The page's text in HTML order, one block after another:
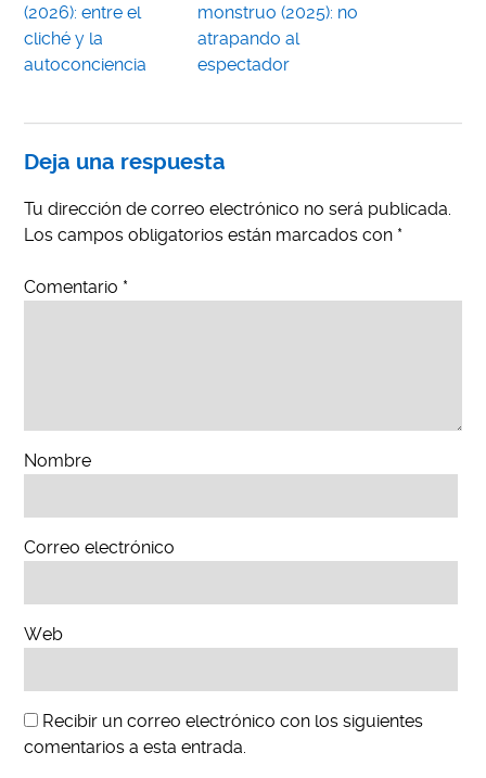
(2026): entre el
cliché y la
autoconciencia
monstruo (2025): no
atrapando al
espectador
Deja una respuesta
Tu dirección de correo electrónico no será publicada.
Los campos obligatorios están marcados con *
Comentario *
Nombre
Correo electrónico
Web
Recibir un correo electrónico con los siguientes
comentarios a esta entrada.